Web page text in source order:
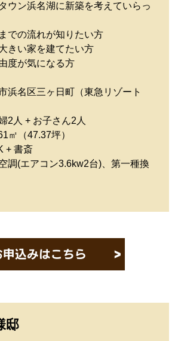
ウン浜名湖に新築を考えていらっ
での流れが知りたい方
きい家を建てたい方
度が気になる方
名区三ヶ日町（東急リゾート
2人 + お子さん2人
㎡（47.37坪）
+ 書斎
(エアコン3.6kw2台)、第一種換
邸